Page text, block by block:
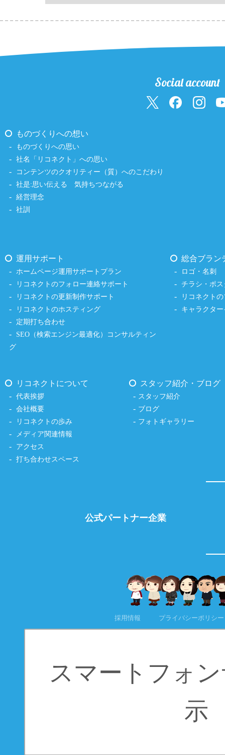
Social account
ものづくりへの想い
ものづくりへの思い
社名「リコネクト」への思い
コンテンツのクオリティー（質）へのこだわり
社是:思い伝える 気持ちつながる
経営理念
社訓
運用サポート
ホームページ運用サポートプラン
リコネクトのフォロー連絡サポート
リコネクトの更新制作サポート
リコネクトのホスティング
定期打ち合わせ
SEO（検索エンジン最適化）コンサルティン
グ
総合ブラン
ロゴ・名刺
チラシ・ポ
リコネクト
キャラクタ
リコネクトについて
代表挨拶
会社概要
リコネクトの歩み
メディア関連情報
アクセス
打ち合わせスペース
スタッフ紹介・ブログ
スタッフ紹介
ブログ
フォトギャラリー
公式パートナー企業
採用情報 プライバシーポリシー
スマートフォ
示